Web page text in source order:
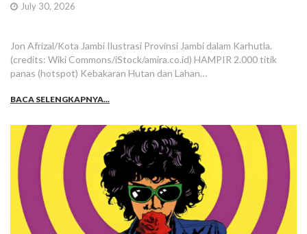
July 30, 2026
Jon Afrizal/Kota Jambi Ilustrasi Provinsi Jambi dalam Karhutla.
(credits: Wiki Commons/iStock/amira.co.id) HAMPIR 2.000 titik
panas (hotspot) Kebakaran Hutan dan Lahan…
BACA SELENGKAPNYA...